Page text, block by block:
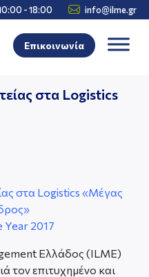
- 18:00  info@ilme.gr
Επικοινωνία
στα Logistics
στα Logistics «Μέγας
2017
Ελλάδος (ILME)
τον επιτυχημένο και